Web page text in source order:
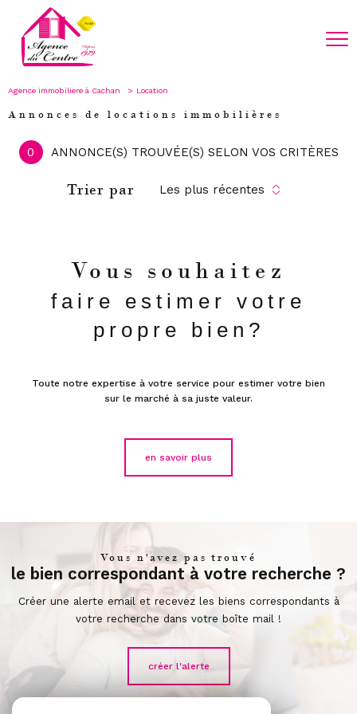
Agence immobiliere à Cachan Location
Annonces de locations immobilières
0 ANNONCE(S) TROUVÉE(S) SELON VOS CRITÈRES
Trier par Les plus récentes
Vous souhaitez
faire estimer votre
propre bien?
Toute notre expertise à votre service pour estimer votre bien
sur le marché à sa juste valeur.
en savoir plus
Vous n'avez pas trouvé
le bien correspondant à votre recherche ?
Créer une alerte email et recevez les biens correspondants à
votre recherche dans votre boîte mail !
créer l'alerte